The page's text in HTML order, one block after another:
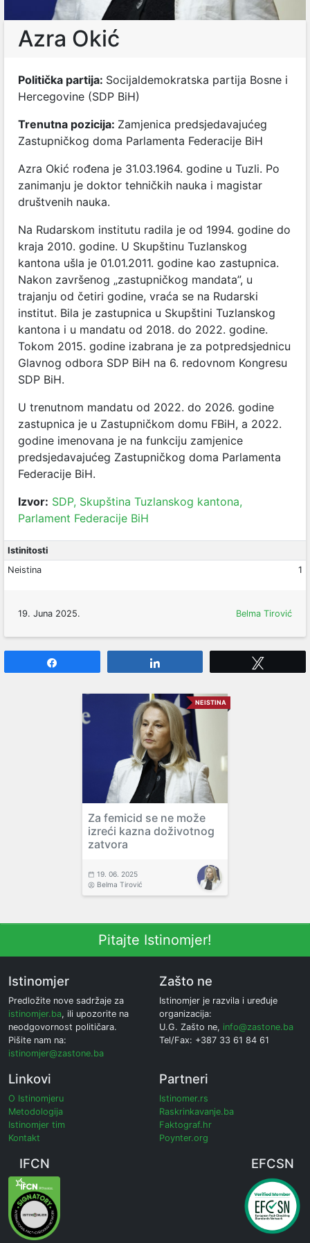
Azra Okić
Politička partija: Socijaldemokratska partija Bosne i
Hercegovine (SDP BiH)
Trenutna pozicija: Zamjenica predsjedavajućeg
Zastupničkog doma Parlamenta Federacije BiH
Azra Okić rođena je 31.03.1964. godine u Tuzli. Po
zanimanju je doktor tehničkih nauka i magistar
društvenih nauka.
Na Rudarskom institutu radila je od 1994. godine do
kraja 2010. godine. U Skupštinu Tuzlanskog
kantona ušla je 01.01.2011. godine kao zastupnica.
Nakon završenog „zastupničkog mandata”, u
trajanju od četiri godine, vraća se na Rudarski
institut. Bila je zastupnica u Skupštini Tuzlanskog
kantona i u mandatu od 2018. do 2022. godine.
Tokom 2015. godine izabrana je za potpredsjednicu
Glavnog odbora SDP BiH na 6. redovnom Kongresu
SDP BiH.
U trenutnom mandatu od 2022. do 2026. godine
zastupnica je u Zastupničkom domu FBiH, a 2022.
godine imenovana je na funkciju zamjenice
predsjedavajućeg Zastupničkog doma Parlamenta
Federacije BiH.
Izvor: SDP, Skupština Tuzlanskog kantona,
Parlament Federacije BiH
Istinitosti
Neistina
1
19. Juna 2025. Belma Tirović
NEISTINA
Za femicid se ne može
izreći kazna doživotnog
zatvora
19. 06. 2025
Belma Tirović
Pitajte Istinomjer!
Istinomjer
Predložite nove sadržaje za
istinomjer.ba, ili upozorite na
neodgovornost političara.
Pišite nam na:
istinomjer@zastone.ba
Zašto ne
Istinomjer je razvila i uređuje
organizacija:
U.G. Zašto ne, info@zastone.ba
Tel/Fax: +387 33 61 84 61
Linkovi
O Istinomjeru
Metodologija
Istinomjer tim
Kontakt
Partneri
Istinomer.rs
Raskrinkavanje.ba
Faktograf.hr
Poynter.org
IFCN EFCSN